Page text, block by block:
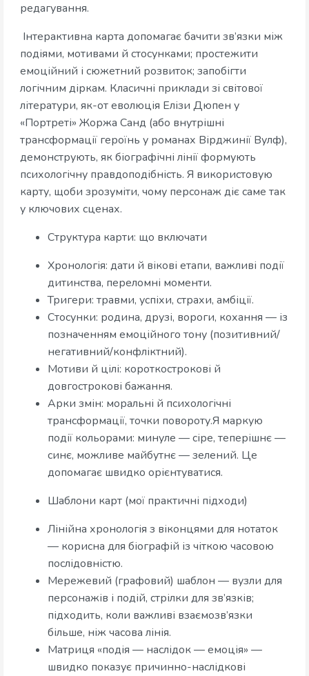
редагування.
Інтерактивна карта допомагає бачити зв’язки між
подіями, мотивами й стосунками; простежити
емоційний і сюжетний розвиток; запобігти
логічним діркам. Класичні приклади зі світової
літератури, як-от еволюція Елізи Дюпен у
«Портреті» Жоржа Санд (або внутрішні
трансформації героїнь у романах Вірджинії Вулф),
демонструють, як біографічні лінії формують
психологічну правдоподібність. Я використовую
карту, щоби зрозуміти, чому персонаж діє саме так
у ключових сценах.
Структура карти: що включати
Хронологія: дати й вікові етапи, важливі події
дитинства, переломні моменти.
Тригери: травми, успіхи, страхи, амбіції.
Стосунки: родина, друзі, вороги, кохання — із
позначенням емоційного тону (позитивний/
негативний/конфліктний).
Мотиви й цілі: короткострокові й
довгострокові бажання.
Арки змін: моральні й психологічні
трансформації, точки повороту.Я маркую
події кольорами: минуле — сіре, теперішнє —
синє, можливе майбутнє — зелений. Це
допомагає швидко орієнтуватися.
Шаблони карт (мої практичні підходи)
Лінійна хронологія з віконцями для нотаток
— корисна для біографій із чіткою часовою
послідовністю.
Мережевий (графовий) шаблон — вузли для
персонажів і подій, стрілки для зв’язків;
підходить, коли важливі взаємозв’язки
більше, ніж часова лінія.
Матриця «подія — наслідок — емоція» —
швидко показує причинно-наслідкові